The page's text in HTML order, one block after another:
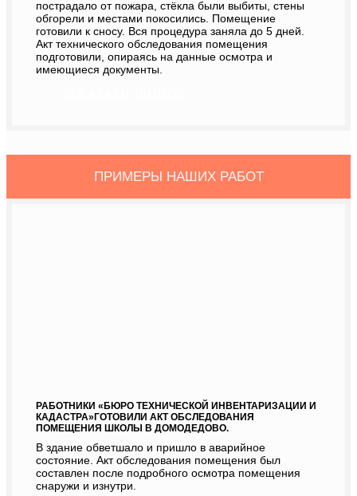
пострадало от пожара, стёкла были выбиты, стены
обгорели и местами покосились. Помещение
готовили к сносу. Вся процедура заняла до 5 дней.
Акт технического обследования помещения
подготовили, опираясь на данные осмотра и
имеющиеся документы.
ПРИМЕРЫ НАШИХ РАБОТ
РАБОТНИКИ «БЮРО ТЕХНИЧЕСКОЙ ИНВЕНТАРИЗАЦИИ И
КАДАСТРА»ГОТОВИЛИ АКТ ОБСЛЕДОВАНИЯ
ПОМЕЩЕНИЯ ШКОЛЫ В ДОМОДЕДОВО.
В здание обветшало и пришло в аварийное
состояние. Акт обследования помещения был
составлен после подробного осмотра помещения
снаружи и изнутри.